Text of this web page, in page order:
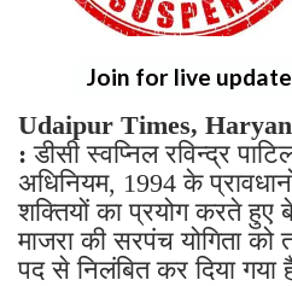
Join for live
Udaipur Times,
: डीसी स्वप्निल रविन्द्र
अधिनियम, 1994 के
शक्तियों का प्रयोग करते हुए
माजरा की सरपंच योगिता
पद से निलंबित कर दिया गया